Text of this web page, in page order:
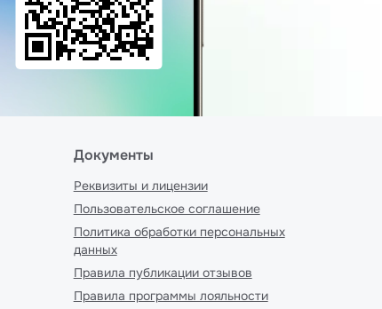
Документы
Реквизиты и лицензии
Пользовательское соглашение
Политика обработки персональных
данных
Правила публикации отзывов
Правила программы лояльности